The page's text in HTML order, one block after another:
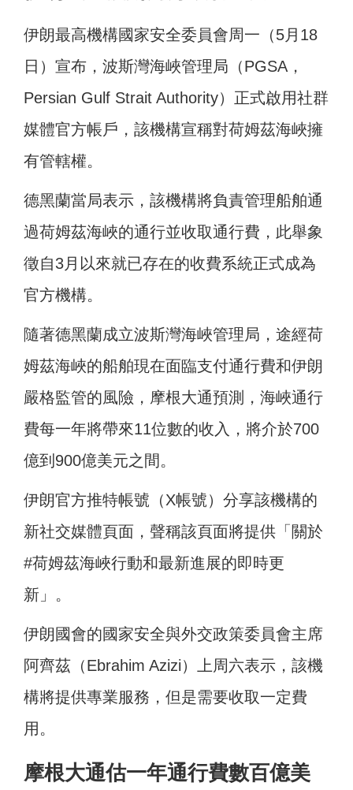
伊朗最高機構國家安全委員會周一（5月18
日）宣布，波斯灣海峽管理局（PGSA，
Persian Gulf Strait Authority）正式啟用社群
媒體官方帳戶，該機構宣稱對荷姆茲海峽擁
有管轄權。
德黑蘭當局表示，該機構將負責管理船舶通
過荷姆茲海峽的通行並收取通行費，此舉象
徵自3月以來就已存在的收費系統正式成為
官方機構。
隨著德黑蘭成立波斯灣海峽管理局，途經荷
姆茲海峽的船舶現在面臨支付通行費和伊朗
嚴格監管的風險，摩根大通預測，海峽通行
費每一年將帶來11位數的收入，將介於700
億到900億美元之間。
伊朗官方推特帳號（X帳號）分享該機構的
新社交媒體頁面，聲稱該頁面將提供「關於
#荷姆茲海峽行動和最新進展的即時更
新」。
伊朗國會的國家安全與外交政策委員會主席
阿齊茲（Ebrahim Azizi）上周六表示，該機
構將提供專業服務，但是需要收取一定費
用。
摩根大通估一年通行費數百億美